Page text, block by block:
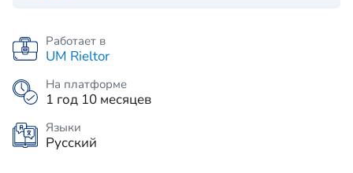
Работает в
UM Rieltor
На платформе
1 год 10 месяцев
Языки
Русский